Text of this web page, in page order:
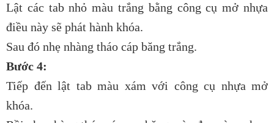
Lật các tab nhỏ màu trắng bằng công cụ mở nhựa
điều này sẽ phát hành khóa.
Sau đó nhẹ nhàng tháo cáp băng trắng.
Bước 4:
Tiếp đến lật tab màu xám với công cụ nhựa mở
khóa.